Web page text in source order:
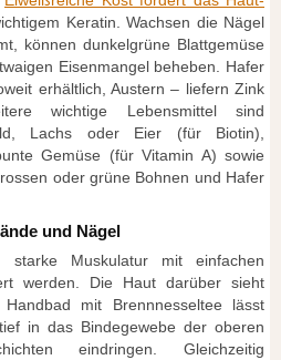
Keratin. Wachsen die Nägel
können dunkelgrüne Blattgemüse
Eisenmangel beheben. Hafer
erhältlich, Austern – liefern Zink
wichtige Lebensmittel sind
Lachs oder Eier (für Biotin),
Gemüse (für Vitamin A) sowie
oder grüne Bohnen und Hafer
und Nägel
Muskulatur mit einfachen
werden. Die Haut darüber sieht
mit Brennnesseltee lässt
in das Bindegewebe der oberen
eindringen. Gleichzeitig